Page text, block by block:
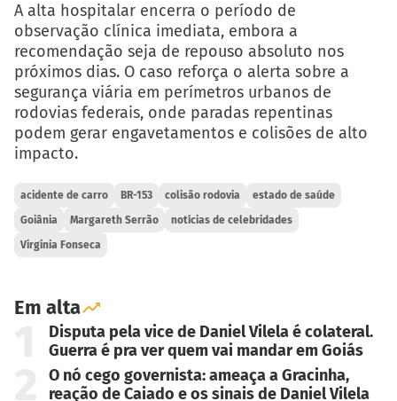
A alta hospitalar encerra o período de
observação clínica imediata, embora a
recomendação seja de repouso absoluto nos
próximos dias. O caso reforça o alerta sobre a
segurança viária em perímetros urbanos de
rodovias federais, onde paradas repentinas
podem gerar engavetamentos e colisões de alto
impacto.
acidente de carro BR-153 colisão rodovia estado de saúde
Goiânia Margareth Serrão notícias de celebridades
Virginia Fonseca
Em alta
Disputa pela vice de Daniel Vilela é colateral.
Guerra é pra ver quem vai mandar em Goiás
O nó cego governista: ameaça a Gracinha,
reação de Caiado e os sinais de Daniel Vilela